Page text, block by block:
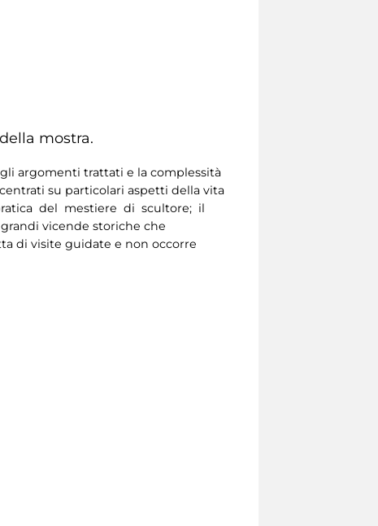
mostra.
argomenti trattati e la complessità
su particolari aspetti della vita
del mestiere di scultore; il
vicende storiche che
di visite guidate e non occorre